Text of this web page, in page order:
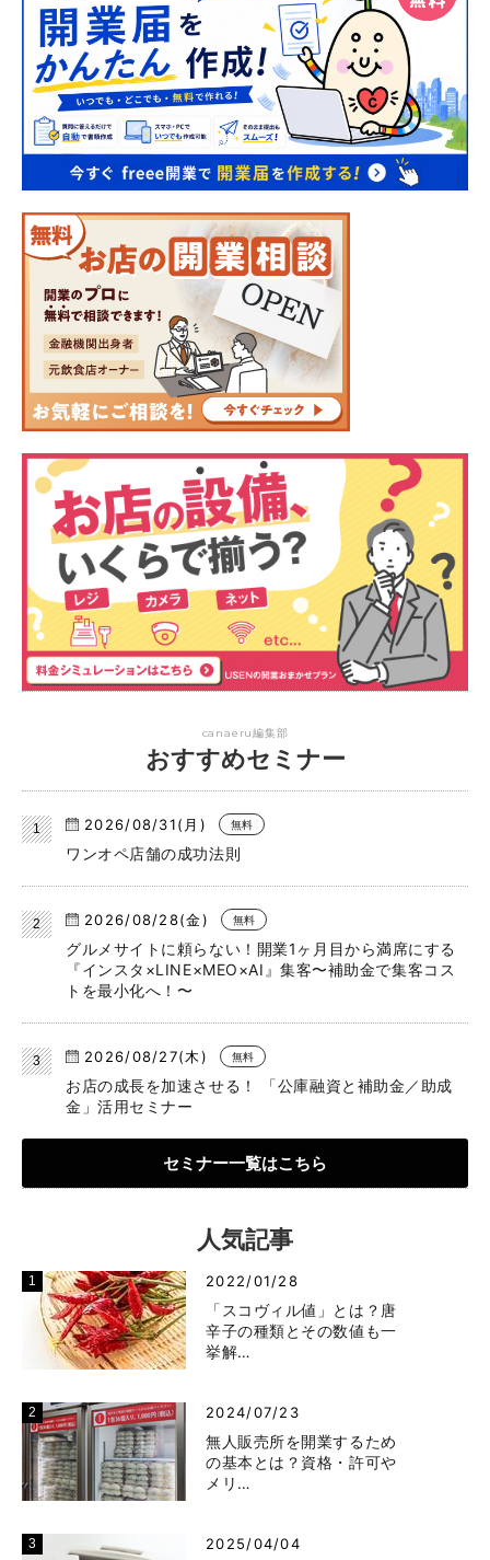
canaeru編集部
おすすめセミナー
2026/08/31(月) 無料
ワンオペ店舗の成功法則
2026/08/28(金) 無料
グルメサイトに頼らない！開業1ヶ月目から満席にする
『インスタ×LINE×MEO×AI』集客〜補助金で集客コス
トを最小化へ！〜
2026/08/27(木) 無料
お店の成長を加速させる！ 「公庫融資と補助金／助成
金」活用セミナー
セミナー一覧はこちら
人気記事
2022/01/28
「スコヴィル値」とは？唐
辛子の種類とその数値も一
挙解…
2024/07/23
無人販売所を開業するため
の基本とは？資格・許可や
メリ…
2025/04/04